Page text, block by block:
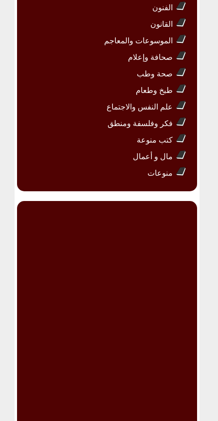
الفنون
القانون
الموسوعات والمعاجم
صحافة وإعلام
صحة وطب
طبخ وطعام
علم النفس والاجتماع
فكر وفلسفة ومنطق
كتب منوعة
مال و أعمال
منوعات